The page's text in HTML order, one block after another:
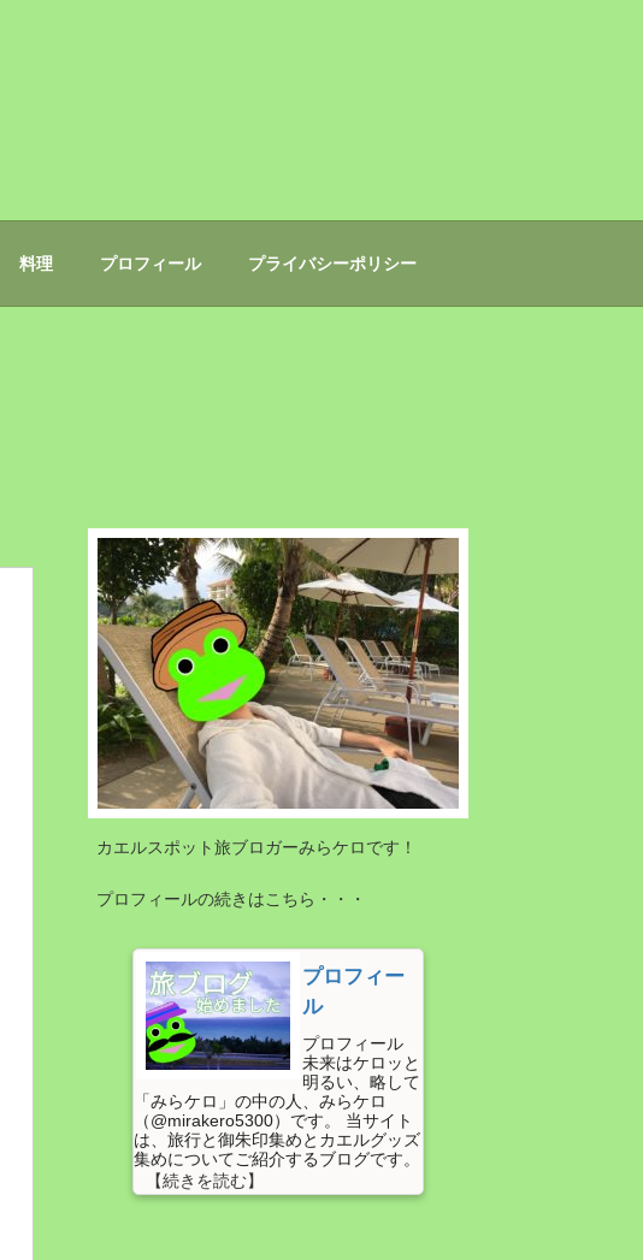
料理 プロフィール プライバシーポリシー
カエルスポット旅ブロガーみらケロです！
プロフィールの続きはこちら・・・
プロフィー
ル
プロフィール
未来はケロッと
明るい、略して
「みらケロ」の中の人、みらケロ
（@mirakero5300）です。 当サイト
は、旅行と御朱印集めとカエルグッズ
集めについてご紹介するブログです。